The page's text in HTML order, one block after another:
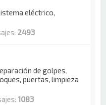
eléctrico,
2493
de golpes,
puertas, limpieza
1083